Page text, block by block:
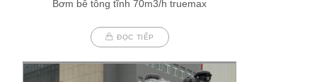
Bơm bê tông tĩnh 70m3/h truemax
ĐỌC TIẾP